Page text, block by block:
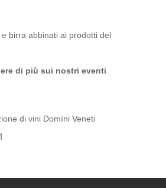
birra abbinati ai prodotti del
di più sui nostri eventi
di vini Domìni Veneti